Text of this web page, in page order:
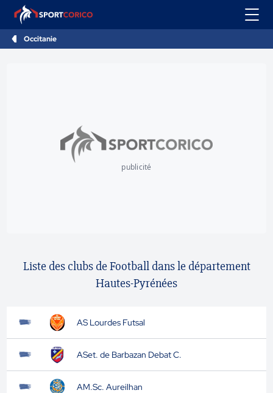
Occitanie
publicité
Liste des clubs de Football dans le département
Hautes-Pyrénées
AS Lourdes Futsal
ASet. de Barbazan Debat C.
AM.Sc. Aureilhan